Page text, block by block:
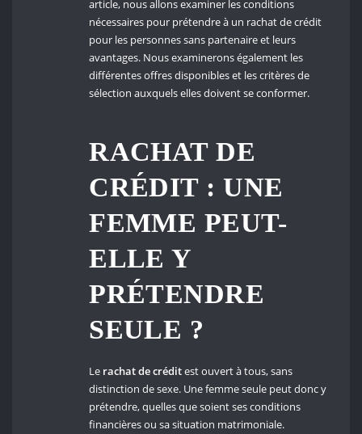
article, nous allons examiner les conditions
nécessaires pour prétendre à un rachat de crédit
pour les personnes sans partenaire et leurs
avantages. Nous examinerons également les
différentes offres disponibles et les critères de
sélection auxquels elles doivent se conformer.
RACHAT DE
CRÉDIT : UNE
FEMME PEUT-
ELLE Y
PRÉTENDRE
SEULE ?
Le rachat de créditest ouvert à tous, sans
distinction de sexe. Une femme seule peut donc y
prétendre, quelles que soient ses conditions
financières ou sa situation matrimoniale.